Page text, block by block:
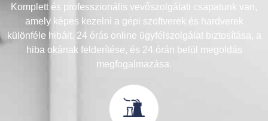
Komplett és professzionális vevőszolgálati csapatunk van,
amely képes kezelni a gépi szoftverek és hardverek
különféle hibáit. 24 órás online ügyfélszolgálat biztosítása, a
hiba okának felderítése, és 24 órán belül megoldás
megfogalmazása.